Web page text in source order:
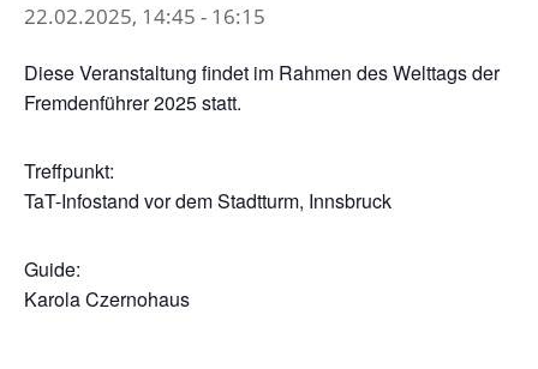
22.02.2025, 14:45 - 16:15
Diese Veranstaltung findet im Rahmen des Welttags der
Fremdenführer 2025 statt.
Treffpunkt:
TaT-Infostand vor dem Stadtturm, Innsbruck
Guide:
Karola Czernohaus